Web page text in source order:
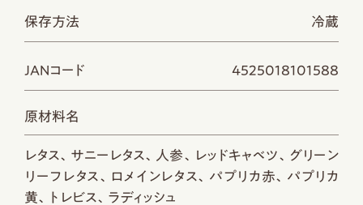
保存方法 冷蔵
JANコード 4525018101588
原材料名
レタス、サニーレタス、人参、レッドキャベツ、グリーン
リーフレタス、ロメインレタス、パプリカ赤、パプリカ
黄、トレビス、ラディッシュ